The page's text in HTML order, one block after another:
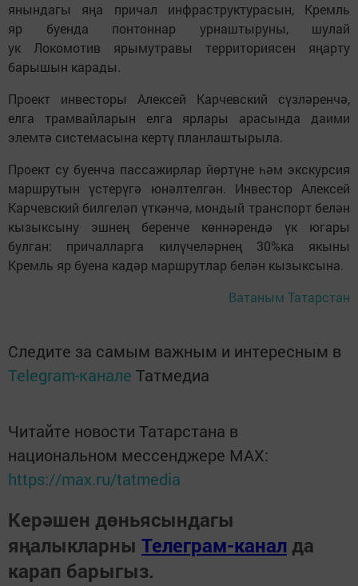
янындагы яңа причал инфраструктурасын, Кремль
яр буенда понтоннар урнаштыруны, шулай
ук Локомотив ярымутравы территориясен яңарту
барышын карады.
Проект инвесторы Алексей Карчевский сүзләренчә,
елга трамвайларын елга ярлары арасында даими
элемтә системасына кертү планлаштырыла.
Проект су буенча пассажирлар йөртүне һәм экскурсия
маршрутын үстерүгә юнәлтелгән. Инвестор Алексей
Карчевский билгеләп үткәнчә, мондый транспорт белән
кызыксыну эшнең беренче көннәрендә үк югары
булган: причалларга килүчеләрнең 30%ка якыны
Кремль яр буена кадәр маршрутлар белән кызыксына.
Ватаным Татарстан
Следите за самым важным и интересным в
Telegram-канале Татмедиа
Читайте новости Татарстана в
национальном мессенджере MАХ:
https://max.ru/tatmedia
Керәшен дөньясындагы
яңалыкларны Телеграм-канал да
карап барыгыз.